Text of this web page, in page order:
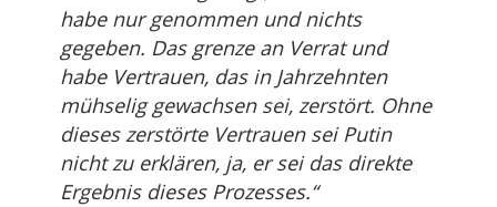
habe nur genommen und nichts
gegeben. Das grenze an Verrat und
habe Vertrauen, das in Jahrzehnten
mühselig gewachsen sei, zerstört. Ohne
dieses zerstörte Vertrauen sei Putin
nicht zu erklären, ja, er sei das direkte
Ergebnis dieses Prozesses.“